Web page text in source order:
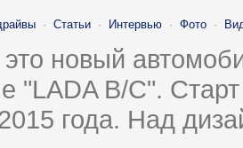
· Статьи · Интервью · Фото ·
новый
"LADA B/C".
года. Над